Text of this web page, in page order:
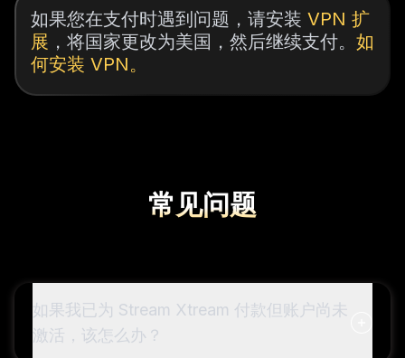
如果您在支付时遇到问题，请安装 VPN 扩
展 ，将国家更改为美国，然后继续支付。 如
何安装 VPN。
常见问题
如果我已为 Stream Xtream 付款但账户尚未
激活，该怎么办？